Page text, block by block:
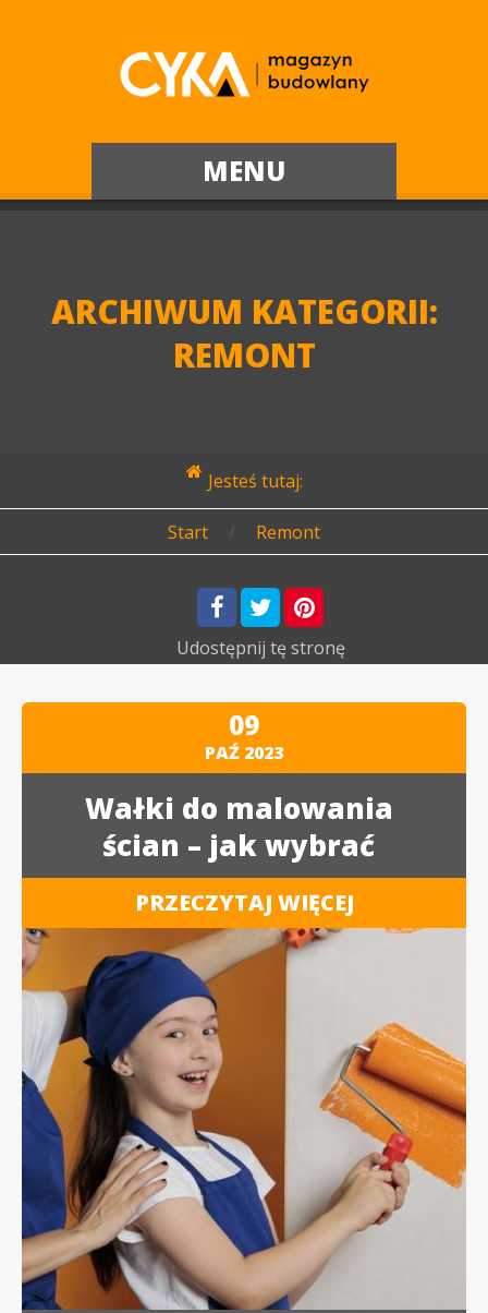
MENU
ARCHIWUM KATEGORII:
REMONT
Jesteś tutaj:
Start Remont
Udostępnij tę stronę
09
PAŹ 2023
Wałki do malowania
ścian – jak wybrać
PRZECZYTAJ WIĘCEJ